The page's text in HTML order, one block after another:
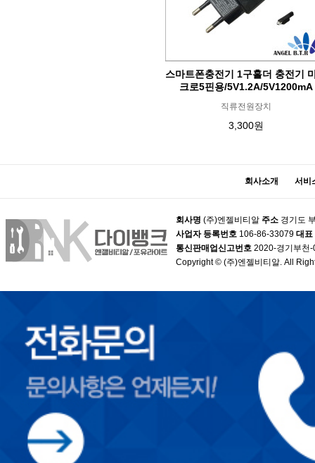
스마트폰충전기 1구홀더 충전기
크로5핀용/5V1.2A/5V1200mA
직류전원장치
3,300원
회사소개 서비
회사명 (주)엔젤비티알 주소 경기도
사업자 등록번호 106-86-33079 대표
통신판매업신고번호 2020-경기부천
Copyright © (주)엔젤비티알. All